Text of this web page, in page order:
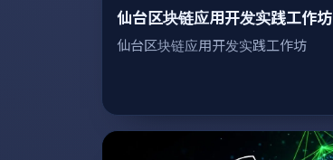
仙台区块链应用开发实践工作坊
仙台区块链应用开发实践工作坊